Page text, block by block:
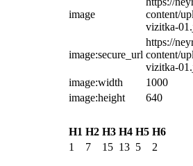
image
content/
vizitka-
image:secure_url
https://
content/
vizitka-
image:width
1000
image:height
640
H1 H2 H3 H4 H5 H6
1
7 15 13 5 2